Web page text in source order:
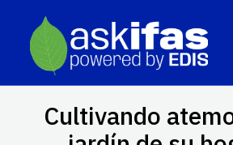
Cultivando